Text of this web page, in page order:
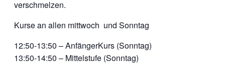
verschmelzen.
Kurse an allen mittwoch und Sonntag
12:50-13:50 – AnfängerKurs (Sonntag)
13:50-14:50 – Mittelstufe (Sonntag)